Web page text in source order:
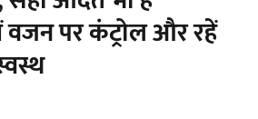
पर कंट्रोल और रहें